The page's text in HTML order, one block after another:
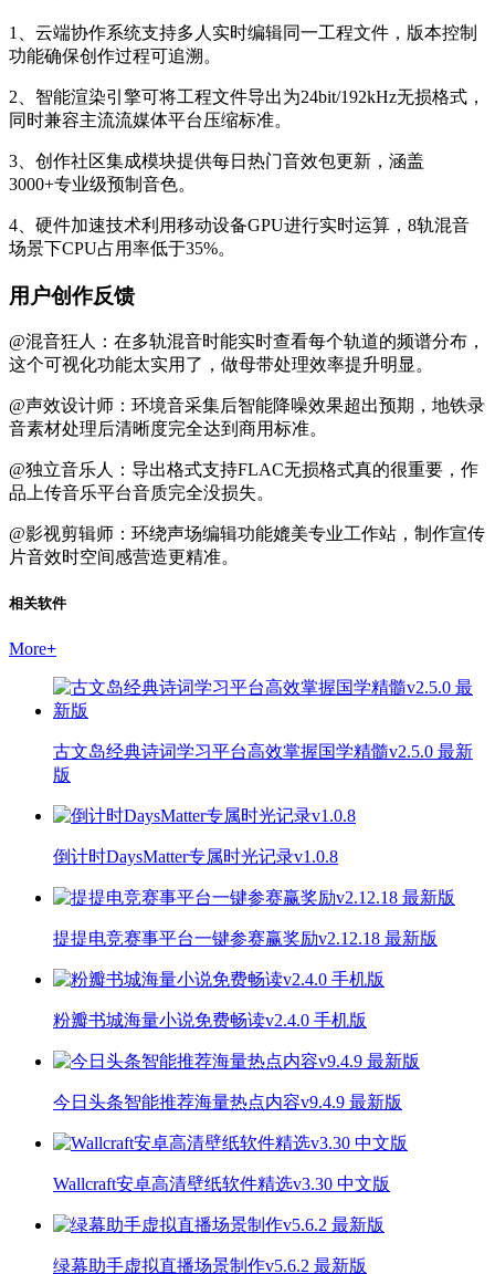
1、云端协作系统支持多人实时编辑同一工程文件，版本控制
功能确保创作过程可追溯。
2、智能渲染引擎可将工程文件导出为24bit/192kHz无损格式，
同时兼容主流流媒体平台压缩标准。
3、创作社区集成模块提供每日热门音效包更新，涵盖
3000+专业级预制音色。
4、硬件加速技术利用移动设备GPU进行实时运算，8轨混音
场景下CPU占用率低于35%。
用户创作反馈
@混音狂人：在多轨混音时能实时查看每个轨道的频谱分布，
这个可视化功能太实用了，做母带处理效率提升明显。
@声效设计师：环境音采集后智能降噪效果超出预期，地铁录
音素材处理后清晰度完全达到商用标准。
@独立音乐人：导出格式支持FLAC无损格式真的很重要，作
品上传音乐平台音质完全没损失。
@影视剪辑师：环绕声场编辑功能媲美专业工作站，制作宣传
片音效时空间感营造更精准。
相关软件
More+
古文岛经典诗词学习平台高效掌握国学精髓v2.5.0 最新
版
倒计时DaysMatter专属时光记录v1.0.8
提提电竞赛事平台一键参赛赢奖励v2.12.18 最新版
粉瓣书城海量小说免费畅读v2.4.0 手机版
今日头条智能推荐海量热点内容v9.4.9 最新版
Wallcraft安卓高清壁纸软件精选v3.30 中文版
绿幕助手虚拟直播场景制作v5.6.2 最新版